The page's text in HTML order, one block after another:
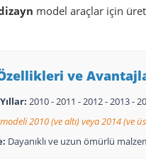
model araçlar için
ve
2010 - 2011 - 2012 - 2013 -
modeli 2010 (ve altı) veya 2014
Dayanıklı ve uzun ömürlü